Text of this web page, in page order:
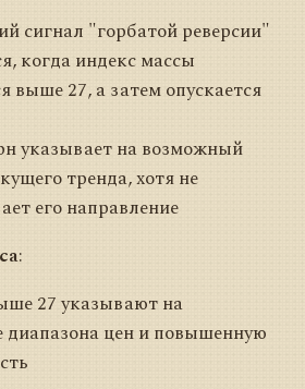
сигнал "горбатой реверсии"
когда индекс массы
выше 27, а затем опускается
указывает на возможный
тренда, хотя не
его направление
:
27 указывают на
диапазона цен и повышенную